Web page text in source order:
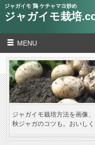
ジャガイモ 鶏 ケチャマヨ炒め
ジャガイモ栽培
MENU
ジャガイモ栽培方法を画像
秋ジャガのコツも。おいしく